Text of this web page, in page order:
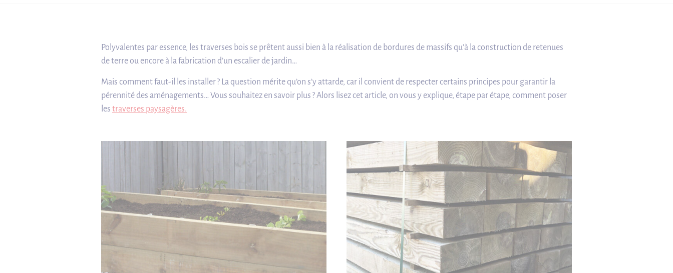
Polyvalentes par essence, les traverses bois se prêtent aussi bien à la réalisation de bordures de massifs qu’à la construction de retenues
de terre ou encore à la fabrication d’un escalier de jardin…
Mais comment faut-il les installer ? La question mérite qu’on s’y attarde, car il convient de respecter certains principes pour garantir la
pérennité des aménagements… Vous souhaitez en savoir plus ? Alors lisez cet article, on vous y explique, étape par étape, comment poser
les traverses paysagères.